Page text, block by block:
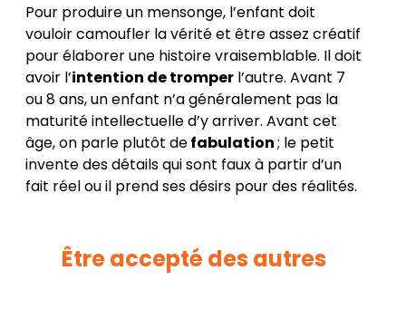
Pour produire un mensonge, l’enfant doit
vouloir camoufler la vérité et être assez créatif
pour élaborer une histoire vraisemblable. Il doit
avoir l’intention de tromper l’autre. Avant 7
ou 8 ans, un enfant n’a généralement pas la
maturité intellectuelle d’y arriver. Avant cet
âge, on parle plutôt defabulation; le petit
invente des détails qui sont faux à partir d’un
fait réel ou il prend ses désirs pour des réalités.
Être accepté des autres